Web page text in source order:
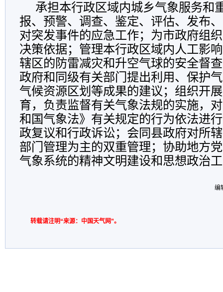
承担本行政区域内城乡气象服务和
报、预警、调查、鉴定、评估、发布
对突发事件的应急工作；为市政府组
决策依据；管理本行政区域内人工影
辖区的防雷减灾和升空气球的安全督
政府和同级有关部门提出利用、保护
气候资源区划等成果的建议；组织开
育，负责监督有关气象法规的实施，
和国气象法》有关规定的行为依法进
政复议和行政诉讼；会同县政府对所
部门管理为主的双重管理；协助地方
气象系统的精神文明建设和思想政治
编
转载请注明“来源：中国天气网”。